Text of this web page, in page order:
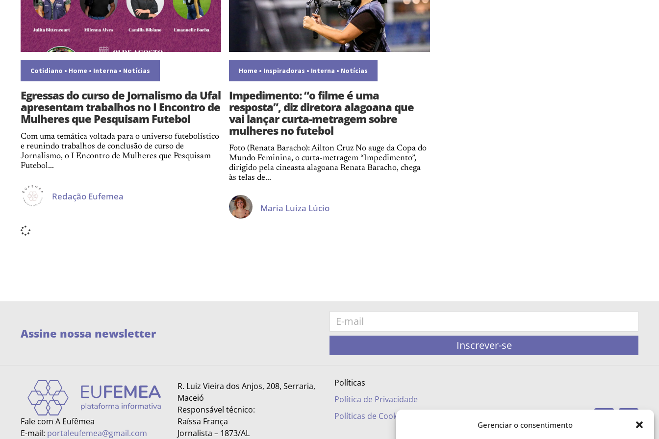
Gerenciar o consentimento
Cotidiano • Home • Interna • Notícias
Egressas do curso de Jornalismo da Ufal
apresentam trabalhos no I Encontro de
Mulheres que Pesquisam Futebol
Com uma temática voltada para o universo futebolístico
e reunindo trabalhos de conclusão de curso de
Jornalismo, o I Encontro de Mulheres que Pesquisam
Futebol...
Redação Eufemea
Home • Inspiradoras • Interna • Notícias
Impedimento: “o filme é uma
resposta”, diz diretora alagoana que
vai lançar curta-metragem sobre
mulheres no futebol
Foto (Renata Baracho): Ailton Cruz No auge da Copa do
Mundo Feminina, o curta-metragem “Impedimento”,
dirigido pela cineasta alagoana Renata Baracho, chega
às telas de...
Maria Luiza Lúcio
Assine nossa newsletter
Inscrever-se
Fale com A Eufêmea
E-mail: portaleufemea@gmail.com
R. Luiz Vieira dos Anjos, 208, Serraria,
Maceió
Responsável técnico:
Raíssa França
Jornalista – 1873/AL
Políticas
Política de Privacidade
Políticas de Cookies